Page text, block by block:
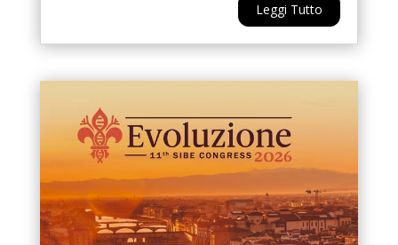
Leggi Tutto